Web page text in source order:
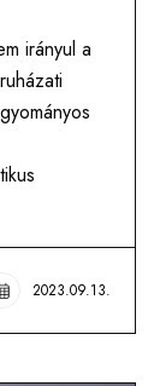
irányul a
2023.09.13.